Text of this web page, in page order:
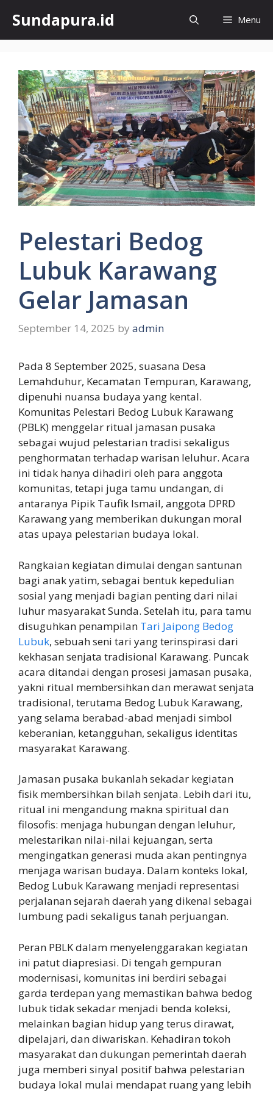
content
Sundapura.id Menu
Pelestari Bedog
Lubuk Karawang
Gelar Jamasan
September 14, 2025 by admin
Pada 8 September 2025, suasana Desa
Lemahduhur, Kecamatan Tempuran, Karawang,
dipenuhi nuansa budaya yang kental.
Komunitas Pelestari Bedog Lubuk Karawang
(PBLK) menggelar ritual jamasan pusaka
sebagai wujud pelestarian tradisi sekaligus
penghormatan terhadap warisan leluhur. Acara
ini tidak hanya dihadiri oleh para anggota
komunitas, tetapi juga tamu undangan, di
antaranya Pipik Taufik Ismail, anggota DPRD
Karawang yang memberikan dukungan moral
atas upaya pelestarian budaya lokal.
Rangkaian kegiatan dimulai dengan santunan
bagi anak yatim, sebagai bentuk kepedulian
sosial yang menjadi bagian penting dari nilai
luhur masyarakat Sunda. Setelah itu, para tamu
disuguhkan penampilan Tari Jaipong Bedog
Lubuk, sebuah seni tari yang terinspirasi dari
kekhasan senjata tradisional Karawang. Puncak
acara ditandai dengan prosesi jamasan pusaka,
yakni ritual membersihkan dan merawat senjata
tradisional, terutama Bedog Lubuk Karawang,
yang selama berabad-abad menjadi simbol
keberanian, ketangguhan, sekaligus identitas
masyarakat Karawang.
Jamasan pusaka bukanlah sekadar kegiatan
fisik membersihkan bilah senjata. Lebih dari itu,
ritual ini mengandung makna spiritual dan
filosofis: menjaga hubungan dengan leluhur,
melestarikan nilai-nilai kejuangan, serta
mengingatkan generasi muda akan pentingnya
menjaga warisan budaya. Dalam konteks lokal,
Bedog Lubuk Karawang menjadi representasi
perjalanan sejarah daerah yang dikenal sebagai
lumbung padi sekaligus tanah perjuangan.
Peran PBLK dalam menyelenggarakan kegiatan
ini patut diapresiasi. Di tengah gempuran
modernisasi, komunitas ini berdiri sebagai
garda terdepan yang memastikan bahwa bedog
lubuk tidak sekadar menjadi benda koleksi,
melainkan bagian hidup yang terus dirawat,
dipelajari, dan diwariskan. Kehadiran tokoh
masyarakat dan dukungan pemerintah daerah
juga memberi sinyal positif bahwa pelestarian
budaya lokal mulai mendapat ruang yang lebih